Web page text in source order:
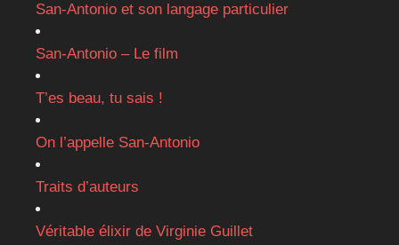
San-Antonio et son langage particulier
San-Antonio – Le film
T’es beau, tu sais !
On l’appelle San-Antonio
Traits d’auteurs
Véritable élixir de Virginie Guillet